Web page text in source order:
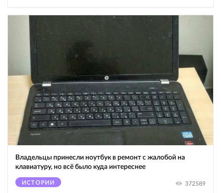
Владельцы принесли ноутбук в ремонт с жалобой на
клавиатуру, но всё было куда интереснее
ИСТОРИИ 372589